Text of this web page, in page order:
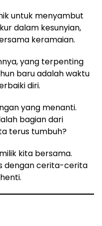
untuk menyambut
dalam kesunyian,
keramaian.
yang terpenting
baru adalah waktu
diri.
yang menanti.
bagian dari
terus tumbuh?
kita bersama.
dengan cerita-cerita